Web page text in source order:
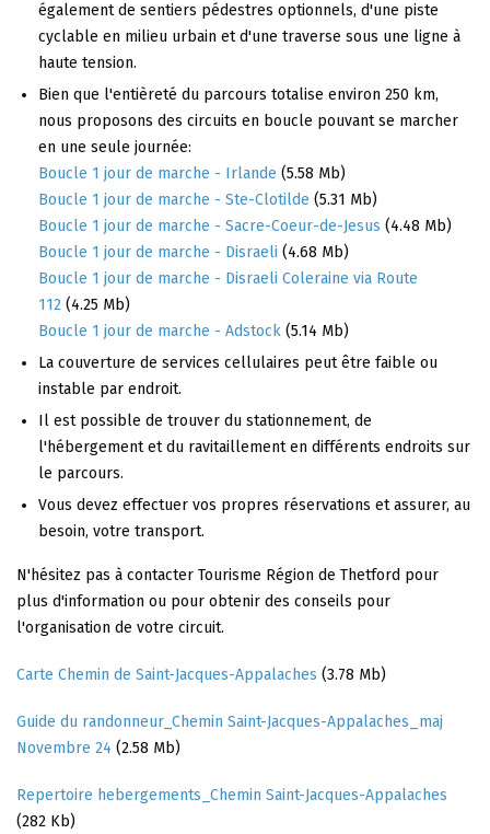
également de sentiers pédestres optionnels, d'une piste
cyclable en milieu urbain et d'une traverse sous une ligne à
haute tension.
Bien que l'entièreté du parcours totalise environ 250 km,
nous proposons des circuits en boucle pouvant se marcher
en une seule journée:
Boucle 1 jour de marche - Irlande (5.58 Mb)
Boucle 1 jour de marche - Ste-Clotilde (5.31 Mb)
Boucle 1 jour de marche - Sacre-Coeur-de-Jesus (4.48 Mb)
Boucle 1 jour de marche - Disraeli (4.68 Mb)
Boucle 1 jour de marche - Disraeli Coleraine via Route
112 (4.25 Mb)
Boucle 1 jour de marche - Adstock (5.14 Mb)
La couverture de services cellulaires peut être faible ou
instable par endroit.
Il est possible de trouver du stationnement, de
l'hébergement et du ravitaillement en différents endroits sur
le parcours.
Vous devez effectuer vos propres réservations et assurer, au
besoin, votre transport.
N'hésitez pas à contacter Tourisme Région de Thetford pour
plus d'information ou pour obtenir des conseils pour
l'organisation de votre circuit.
Carte Chemin de Saint-Jacques-Appalaches (3.78 Mb)
Guide du randonneur_Chemin Saint-Jacques-Appalaches_maj
Novembre 24 (2.58 Mb)
Repertoire hebergements_Chemin Saint-Jacques-Appalaches
(282 Kb)